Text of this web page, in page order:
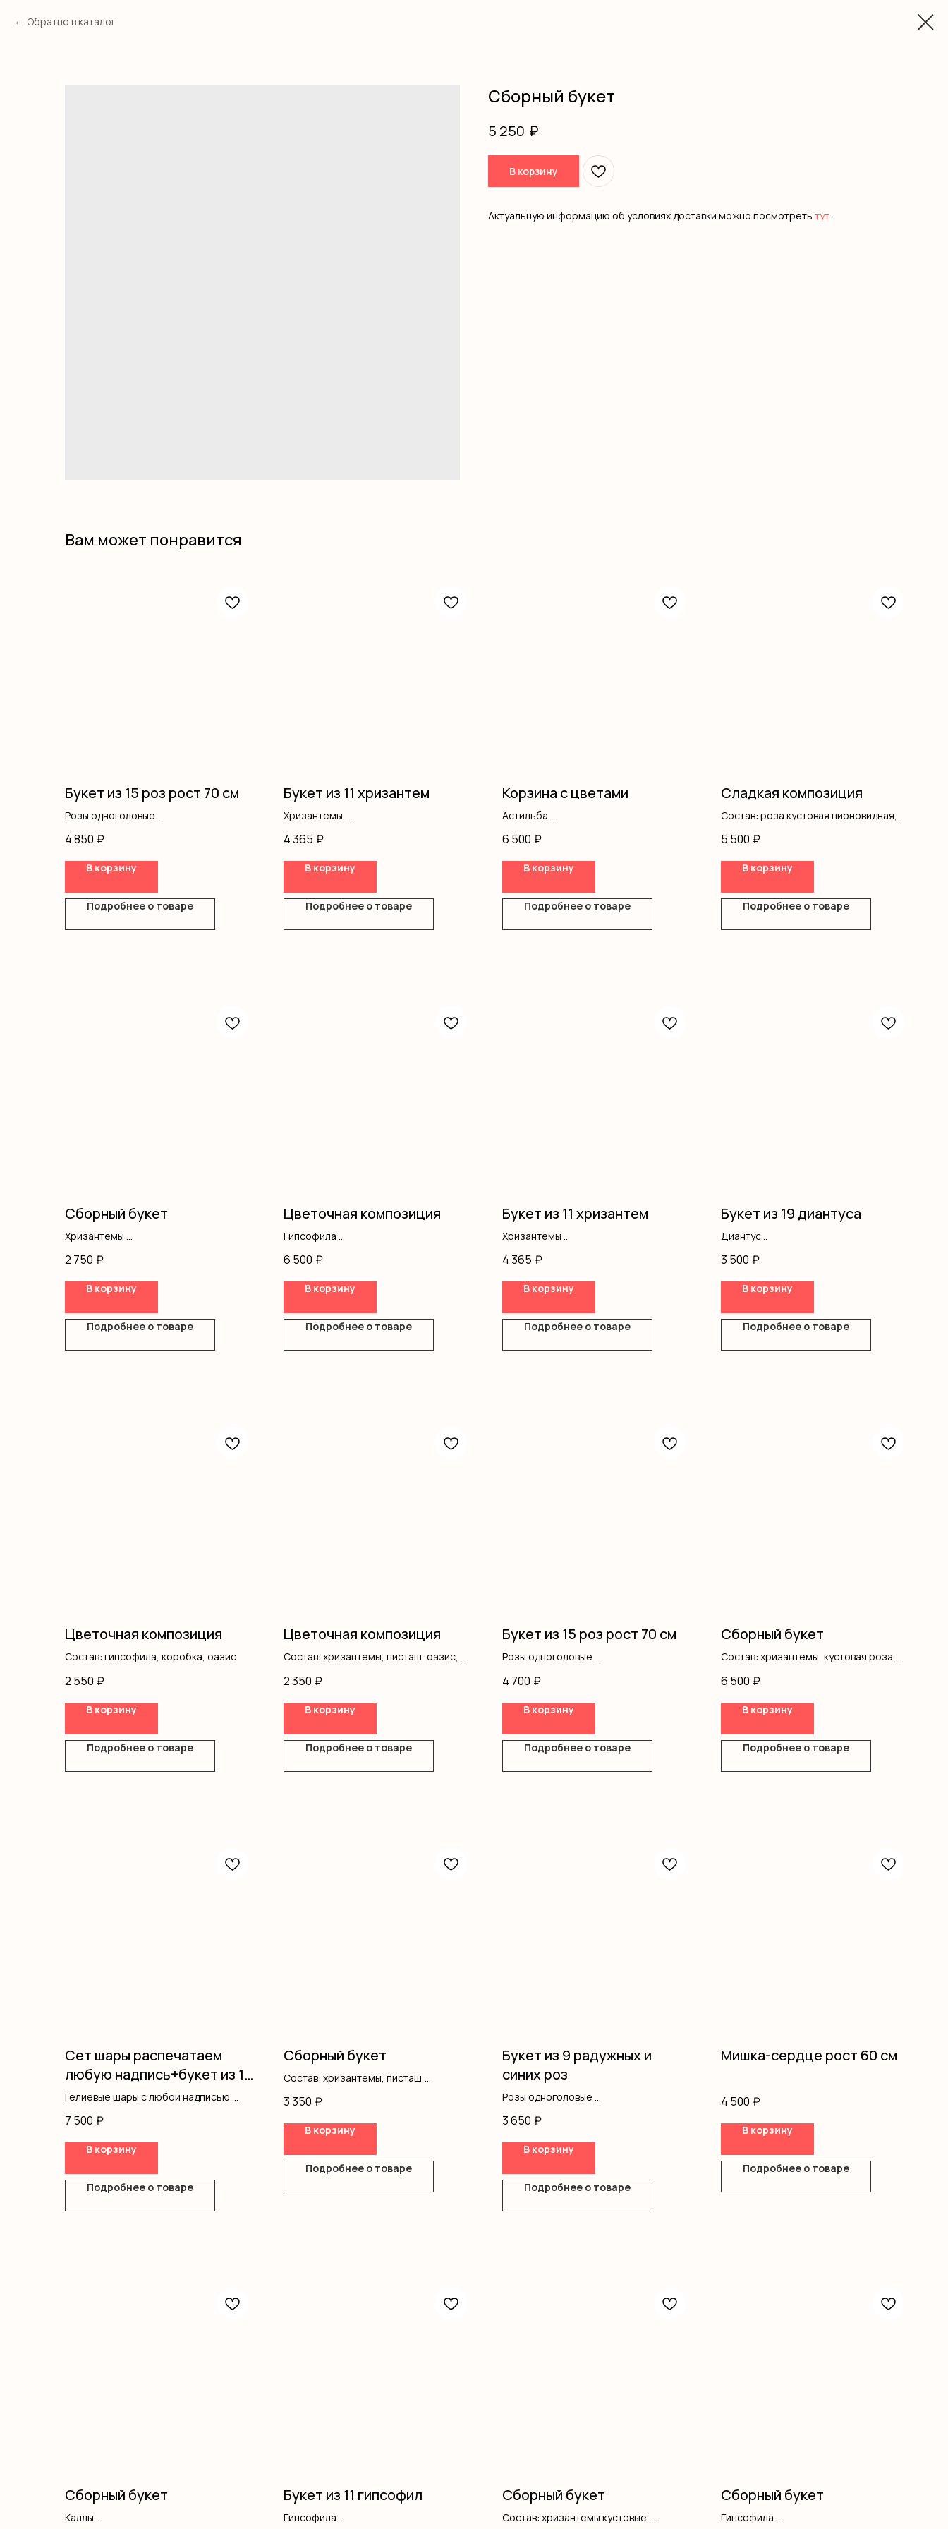
Обратно в каталог
Сборный букет
5 250 ₽
В корзину
Актуальную информацию об условиях доставки можно посмотреть тут
Вам может понравится
Букет из 15 роз рост 70 см
Розы одноголовые
4 850 ₽
В корзину
Подробнее о товаре
Букет из 11 хризантем
Хризантемы
4 365 ₽
В корзину
Подробнее о товаре
Корзина с цветами
Астильба
Кустовая роза
Роза одноголовая
Гипсофила
Хризантемы
Эустома
Оазис
6 500 ₽
В корзину
Подробнее о товаре
Сладкая композиция
Состав: роза кустовая пионовидная,
5 500 ₽
В корзину
Подробнее о товаре
Сборный букет
Хризантемы
Гипсофила
Оформление
2 750 ₽
В корзину
Подробнее о товаре
Цветочная композиция
Гипсофила
Оазис
Коробка
6 500 ₽
В корзину
Подробнее о товаре
Букет из 11 хризантем
Хризантемы
4 365 ₽
В корзину
Подробнее о товаре
Букет из 19 диантуса
Диантус
3 500 ₽
В корзину
Подробнее о товаре
Цветочная композиция
Состав: гипсофила, коробка, оазис
2 550 ₽
В корзину
Подробнее о товаре
Цветочная композиция
Состав: хризантемы, писташ, оазис,
2 350 ₽
В корзину
Подробнее о товаре
Букет из 15 роз рост 70 см
Розы одноголовые
4 700 ₽
В корзину
Подробнее о товаре
Сборный букет
Состав: хризантемы, кустовая роза,
оформление
6 500 ₽
В корзину
Подробнее о товаре
Сет шары распечатаем
любую надпись+букет из 15
радужных роз
Гелиевые шары с любой надписью
Оформление
7 500 ₽
В корзину
Подробнее о товаре
Сборный букет
Состав: хризантемы, писташ,
3 350 ₽
В корзину
Подробнее о товаре
Букет из 9 радужных и
синих роз
Розы одноголовые
3 650 ₽
В корзину
Подробнее о товаре
Мишка-сердце рост 60 см
4 500 ₽
В корзину
Подробнее о товаре
Сборный букет
Каллы
Букет из 11 гипсофил
Гипсофила
Сборный букет
Состав: хризантемы кустовые,
Сборный букет
Гипсофила